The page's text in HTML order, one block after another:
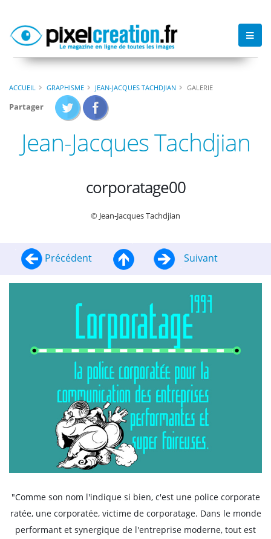
ACCUEIL GRAPHISME JEAN-JACQUES TACHDJIAN GALERIE
Partager
Jean-Jacques Tachdjian
corporatage00
© Jean-Jacques Tachdjian
Précédent Suivant
"Comme son nom l'indique si bien, c'est une police corporate
ratée, une corporatée, victime de corporatage. Dans le monde
performant et synergique de l'entreprise moderne, tout est